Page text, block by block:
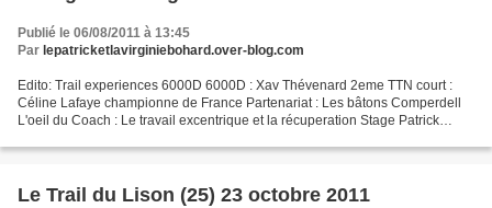
Publié le 06/08/2011 à 13:45
Par lepatricketlavirginiebohard.over-blog.com
Edito: Trail experiences 6000D 6000D : Xav Thévenard 2eme TTN court :
Céline Lafaye championne de France Partenariat : Les bâtons Comperdell
L'oeil du Coach : Le travail excentrique et la récuperation Stage Patrick
Le Trail du Lison (25) 23 octobre 2011